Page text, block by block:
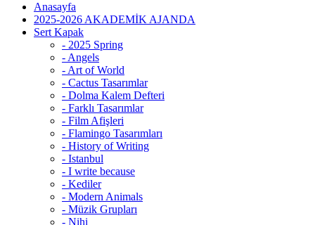
Anasayfa
2025-2026 AKADEMİK AJANDA
Sert Kapak
- 2025 Spring
- Angels
- Art of World
- Cactus Tasarımlar
- Dolma Kalem Defteri
- Farklı Tasarımlar
- Film Afişleri
- Flamingo Tasarımları
- History of Writing
- Istanbul
- I write because
- Kediler
- Modern Animals
- Müzik Grupları
- Nihi